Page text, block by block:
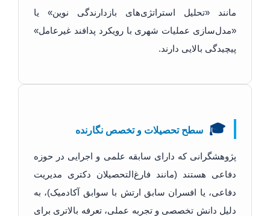
مانند «تحلیل استراتژی‌های بازدارندگی نوین» یا
«مدل‌سازی عملیات شهری با رویکرد پدافند غیرعامل»
پیچیدگی بالایی دارند.
🎓 سطح تحصیلات و تخصص نگارنده
پژوهشگرانی که دارای سابقه علمی و اجرایی در حوزه
دفاعی هستند (مانند فارغ‌التحصیلان دکتری مدیریت
دفاعی، یا افسران سابق ارتش با سوابق آکادمیک)، به
دلیل دانش تخصصی و تجربه عملی، تعرفه بالاتری برای